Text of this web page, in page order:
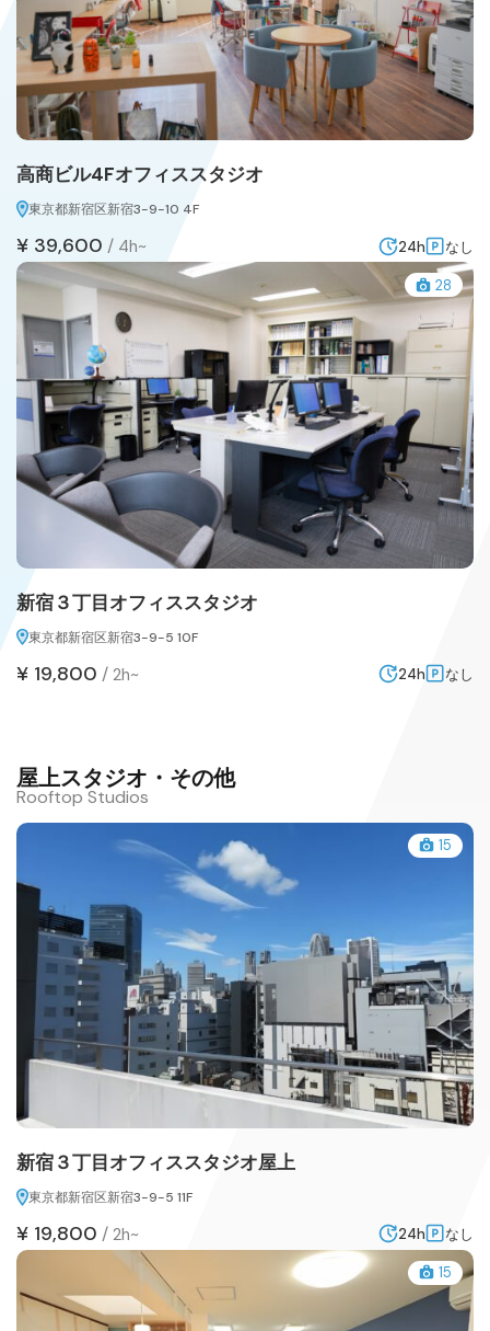
高商ビル4Fオフィススタジオ
東京都新宿区新宿3-9-10 4F
¥ 39,600 / 4h~ 24h なし
28
新宿３丁目オフィススタジオ
東京都新宿区新宿3-9-5 10F
¥ 19,800 / 2h~ 24h なし
屋上スタジオ・その他
Rooftop Studios
15
新宿３丁目オフィススタジオ屋上
東京都新宿区新宿3-9-5 11F
¥ 19,800 / 2h~ 24h なし
15